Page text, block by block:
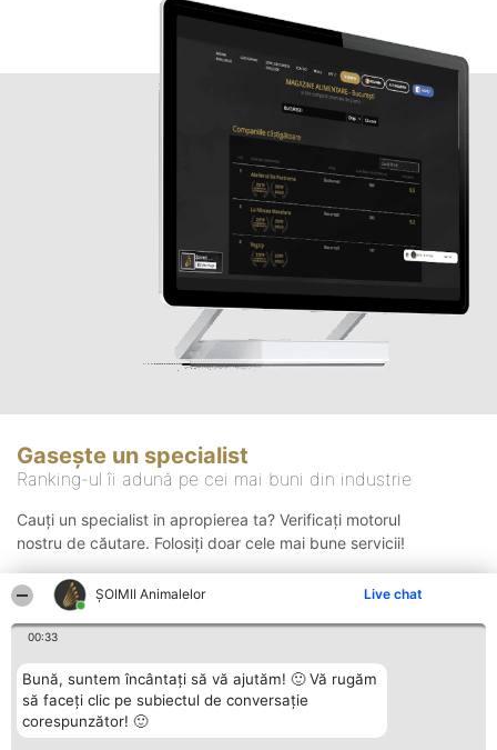
ŞOIMII Animalelor Live chat
00:33
Bună, suntem încântați să vă ajutăm! 🙂 Vă rugăm
să faceți clic pe subiectul de conversație
corespunzător! 🙂
Gasește un specialist
Ranking-ul îi adună pe cei mai buni din industrie
Cauți un specialist in apropierea ta? Verificați motorul
nostru de căutare. Folosiți doar cele mai bune servicii!